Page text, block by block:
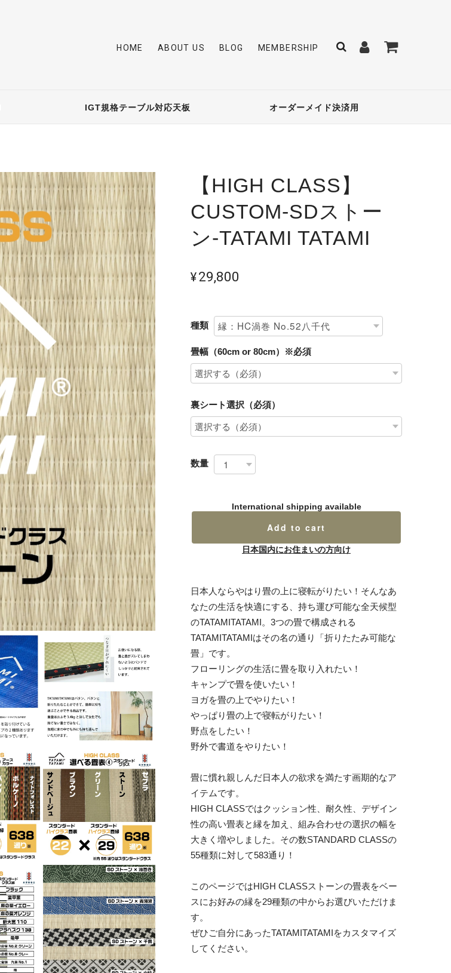
HOME ABOUT US BLOG MEMBERSHIP
IGT規格テーブル対応天板 オーダーメイド決済用
【HIGH CLASS】
CUSTOM-SDストー
ン-TATAMI TATAMI
¥29,800
種類
畳幅（60cm or 80cm）※必須
裏シート選択（必須）
数量
International shipping available
Add to cart
日本国内にお住まいの方向け
日本人ならやはり畳の上に寝転がりたい！そんなあ
なたの生活を快適にする、持ち運び可能な全天候型
のTATAMITATAMI。3つの畳で構成される
TATAMITATAMIはその名の通り「折りたたみ可能な
畳」です。
フローリングの生活に畳を取り入れたい！
キャンプで畳を使いたい！
ヨガを畳の上でやりたい！
やっぱり畳の上で寝転がりたい！
野点をしたい！
野外で書道をやりたい！
畳に慣れ親しんだ日本人の欲求を満たす画期的なア
イテムです。
HIGH CLASSではクッション性、耐久性、デザイン
性の高い畳表と縁を加え、組み合わせの選択の幅を
大きく増やしました。その数STANDARD CLASSの
55種類に対して583通り！
このページではHIGH CLASSストーンの畳表をベー
スにお好みの縁を29種類の中からお選びいただけま
す。
ぜひご自分にあったTATAMITATAMIをカスタマイズ
してください。